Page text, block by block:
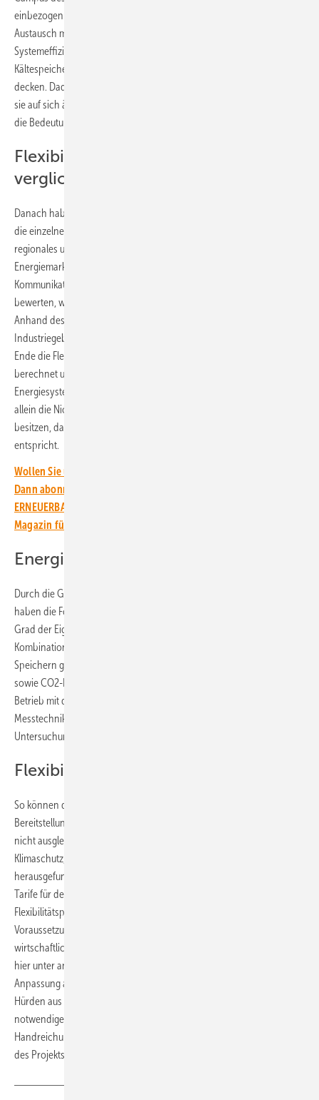
einbezogen. Hier hat die Untersuchung ergeben, dass durch den
Austausch mehrerer kleiner, dezentraler Kälteanlagen die
Systemeffizienz gesteigert werden kann. Außerdem kann der
Kältespeicher einen größeren Teil der Last durch freie Kühlung
decken. Dadurch lässt sich die Kälteanlagen flexibler betreiben, weil
sie auf sich ändernde Strompreise reagieren. Im Projekt wurde auch
die Bedeutung von Wärmepumpen als flexible Last untersucht.
Flexibilität mit Residuallast
verglichen
Danach haben die Forscher:innen die Flexibilitätsoptionen, die sie für
die einzelnen untersuchten Unternehmen entdeckt haben, in ein
regionales und ein deutschlandweites Energiesystem- und
Energiemarktmodell eingebunden. Hier ging es darum, die
Kommunikation mit dem Energiesystem zu untersuchen und zu
bewerten, welche Auswirkungen dies auf das Energiesystem hat.
Anhand des kompletten Bestands an Gewerbe- und
Industriegebäuden in Deutschland haben die Forscher:innen am
Ende die Flexibilitätspotenziale für verschiedene Technologien
berechnet und mit der prognostizierten Residuallast für das
Energiesystem des Jahres 2045 verglichen. Dabei zeigte sich, dass
allein die Nichtwohngebäude ein relevantes Flexibilitätspotenzial
besitzen, das bis zu 3,2 Prozent der Residualenergie im Jahr 2045
entspricht.
Wollen Sie über die Energiewende auf dem Laufenden bleiben?
Dann abonnieren Sie einfach den kostenlosen Newsletter von
ERNEUERBARE ENERGIEN – dem größten verbandsunabhängigen
Magazin für erneuerbare Energien in Deutschland!
Energiekosten reduzieren
Durch die Gesamtbetrachtung des Energiesystems der Unternehmen
haben die Forscher:innen außerdem herausgefunden, dass zwar der
Grad der Eigenversorgung vor allem durch Photovoltaik in
Kombination mit Wärmepumpen oder thermischen oder elektrischen
Speichern gesteigert werden kann. Dies reduziere die Energiekosten
sowie CO2-Emissionen. Allerdings sei ein flexibler, netzdienlicher
Betrieb mit dem aktuellen rechtlichen Rahmen und den installierten
Messtechniken kaum zu realisieren, lautet eines der Ergebnisse der
Untersuchungen.
Flexibilität wirtschaftlich machen
So können die bisher möglichen ökonomischen Anreize zur
Bereitstellung von Flexibilität die Mehrkosten zu deren Erschließung
nicht ausgleichen, wie die Forscher:innen des Instituts für
Klimaschutz, Energie und Mobilität (IKEM) als Projektpartner
herausgefunden haben. Dazu müsste unter anderem die Struktur der
Tarife für den Strombezug reformiert werden, um relevanter
Flexibilitätspotenziale zu heben. Außerdem sind technologische
Voraussetzungen notwendig, um die Bereitstellung von Flexibilität
wirtschaftlich interessant zu gestalten. Die Forscher:innen schlagen
hier unter anderem die Dynamisierung der Netzentgelte und deren
Anpassung an die Netz- oder Systemerfordernisse vor. Um solche
Hürden aus dem Weg zu räumen, haben die Projektpartner die
notwendigen Rahmenbedingungen für die Flexibilisierung in einer
Handreichung zusammengefasst. Den gesamten Abschlussbericht
des Projekts finden Sie auf der